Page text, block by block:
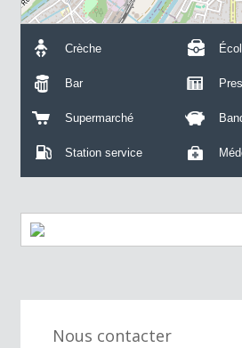
Crèche
Bar
Supermarché
Station service
Nous contacter